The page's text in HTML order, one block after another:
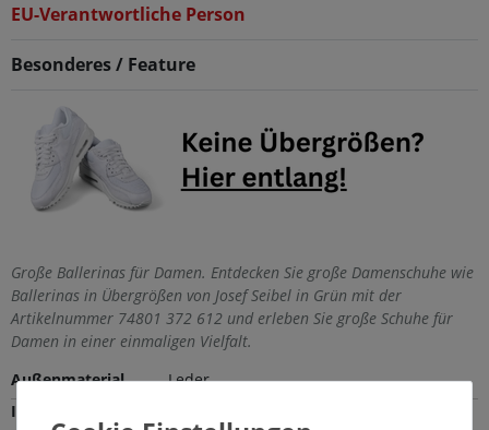
EU-Verantwortliche Person
Besonderes / Feature
Große Ballerinas für Damen. Entdecken Sie große Damenschuhe wie
Ballerinas in Übergrößen von Josef Seibel in Grün mit der
Artikelnummer 74801 372 612 und erleben Sie große Schuhe für
Damen in einer einmaligen Vielfalt.
Außenmaterial
Leder
Innenmaterial